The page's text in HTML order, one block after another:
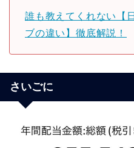
誰も教えてくれない【
ブの違い】徹底解説！
さいごに